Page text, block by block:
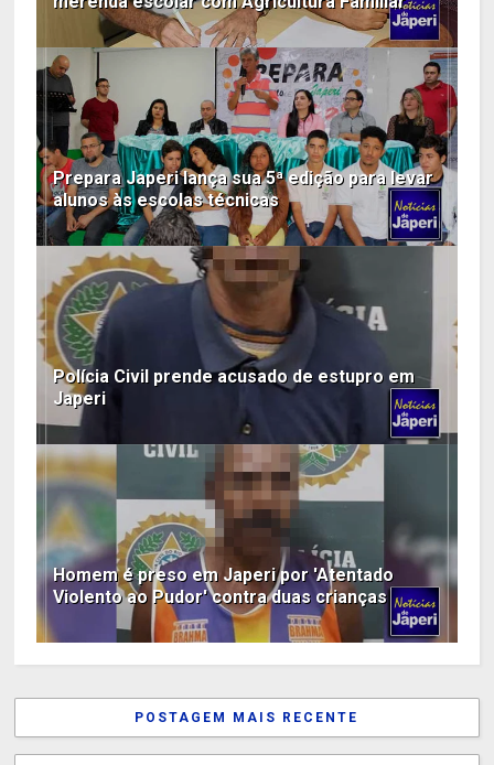
Prepara Japeri lança sua 5ª edição para levar
alunos às escolas técnicas
Polícia Civil prende acusado de estupro em
Japeri
Homem é preso em Japeri por 'Atentado
Violento ao Pudor' contra duas crianças
POSTAGEM MAIS RECENTE